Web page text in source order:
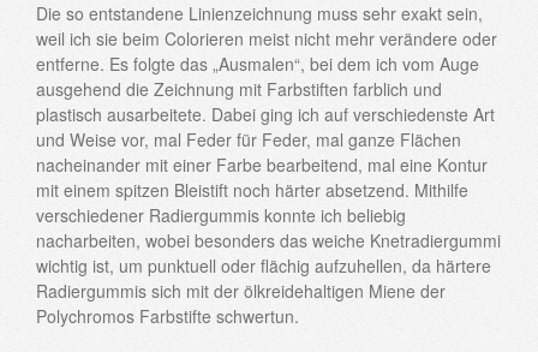
Die so entstandene Linienzeichnung muss sehr exakt sein,
weil ich sie beim Colorieren meist nicht mehr verändere oder
entferne. Es folgte das „Ausmalen“, bei dem ich vom Auge
ausgehend die Zeichnung mit Farbstiften farblich und
plastisch ausarbeitete. Dabei ging ich auf verschiedenste Art
und Weise vor, mal Feder für Feder, mal ganze Flächen
nacheinander mit einer Farbe bearbeitend, mal eine Kontur
mit einem spitzen Bleistift noch härter absetzend. Mithilfe
verschiedener Radiergummis konnte ich beliebig
nacharbeiten, wobei besonders das weiche Knetradiergummi
wichtig ist, um punktuell oder flächig aufzuhellen, da härtere
Radiergummis sich mit der ölkreidehaltigen Miene der
Polychromos Farbstifte schwertun.